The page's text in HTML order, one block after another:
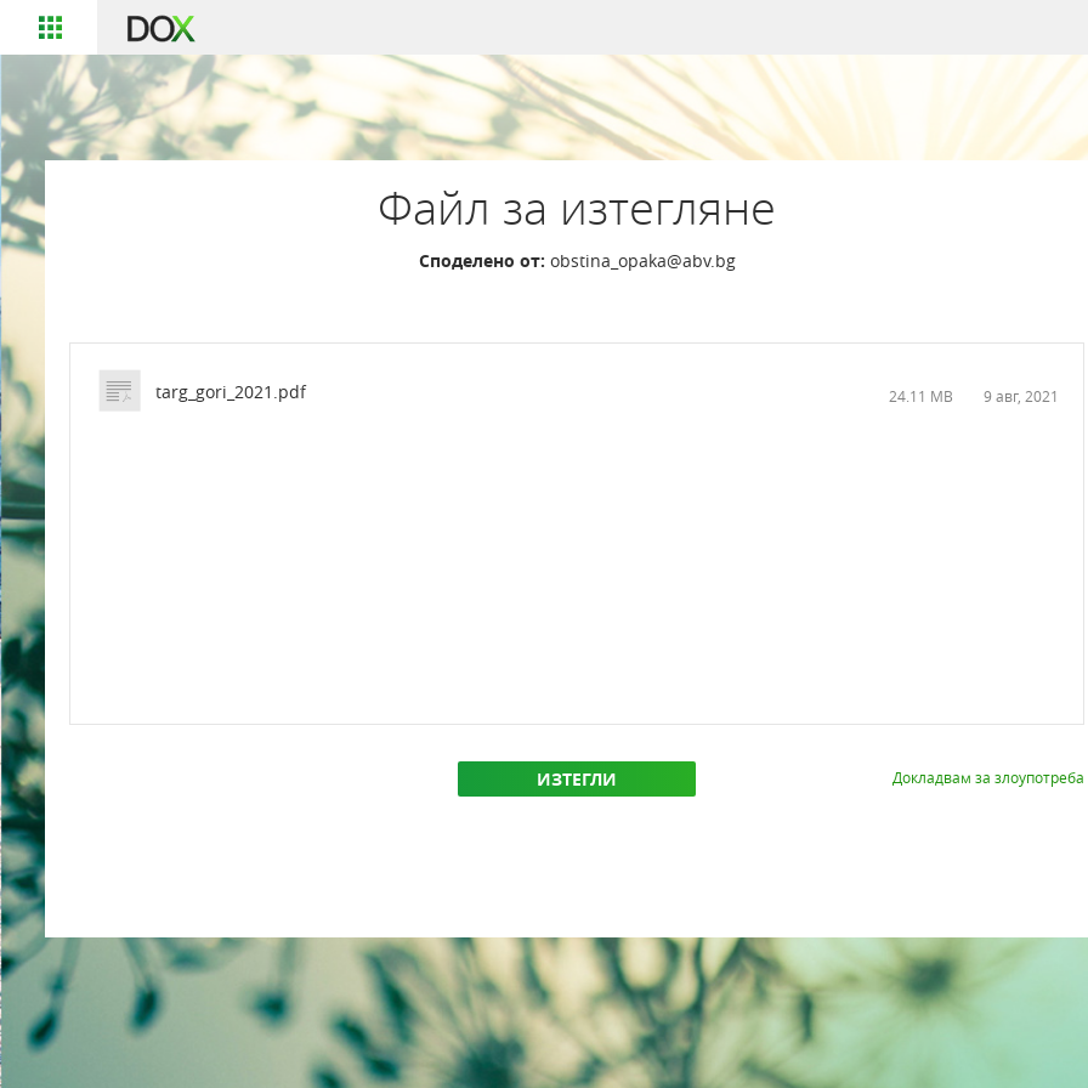
Файл за изтегляне
Споделено от: obstina_opaka@abv.bg
targ_gori_2021.pdf 9 авг, 2021
24.11 MB
ИЗТЕГЛИ Докладвам за злоупотреба